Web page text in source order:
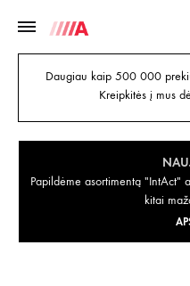
Daugiau kaip 500 000
Kreipkitės į mus
Papildėme asortimentą "IntAct"
kitai